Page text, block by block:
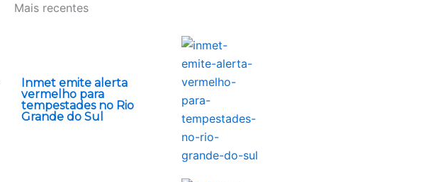
Mais recentes
Inmet emite alerta
vermelho para
tempestades no Rio
Grande do Sul